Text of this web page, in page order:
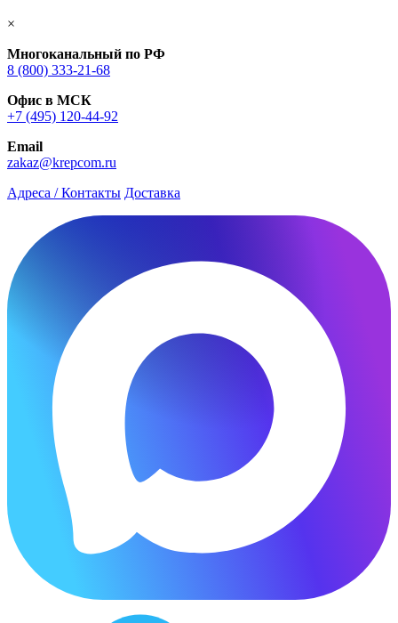
×
Многоканальный по РФ
8 (800) 333‑21-68
Офис в МСК
+7 (495) 120-44-92
Email
zakaz@krepcom.ru
Адреса / Контакты Доставка